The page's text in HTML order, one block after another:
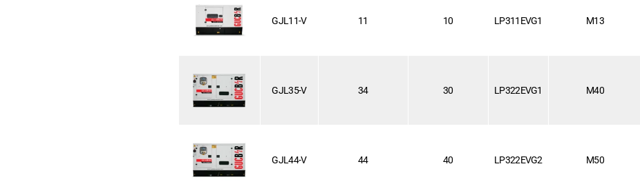
GJL11-V 11 10 LP311EVG1 M13
GJL35-V 34 30 LP322EVG1 M40
GJL44-V 44 40 LP322EVG2 M50